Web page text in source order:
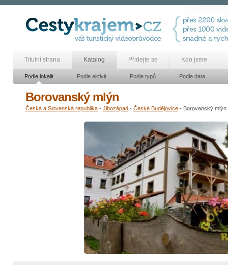
Titulní strana Katalog Přidejte se Kdo jsme
Podle lokalit Podle aktivit Podle typů Podle data
Borovanský mlýn
Česká a Slovenská republika - Jihozápad - České Budějovice - Borovanský mlýn